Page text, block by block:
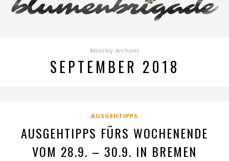
Monthly Archives
SEPTEMBER 2018
AUSGEHTIPPS
AUSGEHTIPPS FÜRS WOCHENENDE
VOM 28.9. – 30.9. IN BREMEN